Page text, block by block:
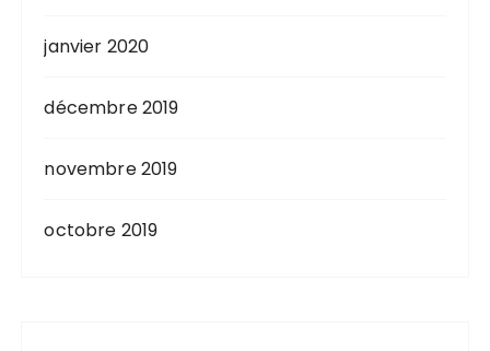
janvier 2020
décembre 2019
novembre 2019
octobre 2019